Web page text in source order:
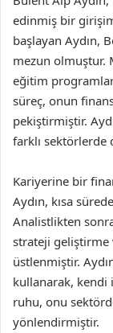
edinmiş bir
başlayan Aydın,
mezun olmuştur.
eğitim
süreç, onun
pekiştirmiştir.
farklı sektörlerde
Kariyerine bir
Aydın, kısa
Analistlikten
strateji geliştirme
üstlenmiştir.
kullanarak, kendi
ruhu, onu
yönlendirmiştir.